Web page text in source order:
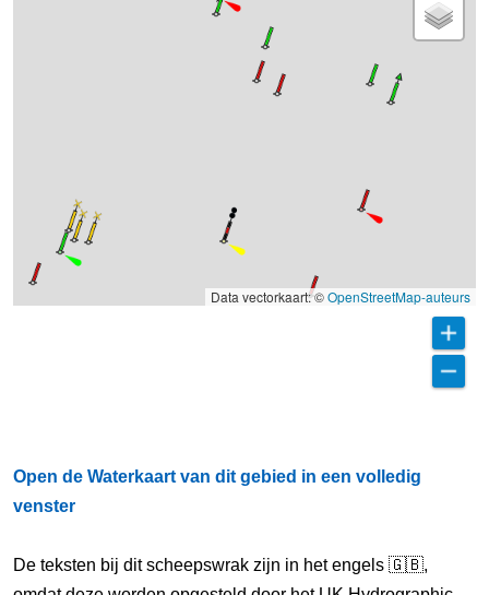
Data vectorkaart: ©OpenStreetMap-auteurs
Open de Waterkaart van dit gebied in een volledig
venster
De teksten bij dit scheepswrak zijn in het engels 🇬🇧,